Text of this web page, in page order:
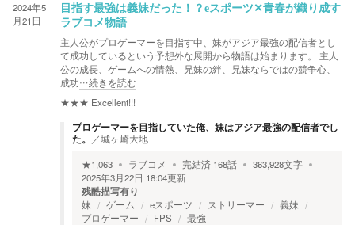
2024年5
月21日
目指す最強は義妹だった！？eスポーツ✕青春が織り成す
ラブコメ物語
主人公がプロゲーマーを目指す中、妹がアジア最強の配信者とし
て成功しているという予想外な展開から物語は始まります。 主人
公の成長、ゲームへの情熱、兄妹の絆、兄妹ならではの競争心、
成功…続きを読む
★★★ Excellent!!!
プロゲーマーを目指していた俺、妹はアジア最強の配信者でし
た。
／城ヶ崎大地
★1,063 ラブコメ 完結済 168話 363,928文字
2025年3月22日 18:04更新
残酷描写有り
妹 ゲーム eスポーツ ストリーマー
義妹
プロゲーマー
FPS 最強